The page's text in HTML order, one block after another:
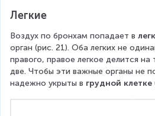
Легкие
Воздух по бронхам попадает в
орган (рис. 21). Оба легких не
правого, правое легкое делится
две. Чтобы эти важные органы не
надежно укрыты в грудной клетке